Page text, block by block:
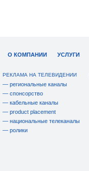
О КОМПАНИИ УСЛУГИ
РЕКЛАМА НА ТЕЛЕВИДЕНИИ
— региональные каналы
— спонсорство
— кабельные каналы
— product placement
— национальные телеканалы
— ролики